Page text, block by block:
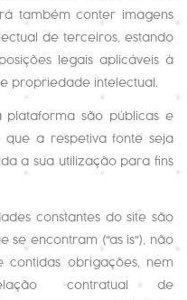
também conter imagens
de terceiros, estando
legais aplicáveis à
propriedade intelectual.
plataforma são públicas e
que a respetiva fonte seja
a sua utilização para fins
constantes do site são
se encontram ("as is"), não
contidas obrigações, nem
contratual de